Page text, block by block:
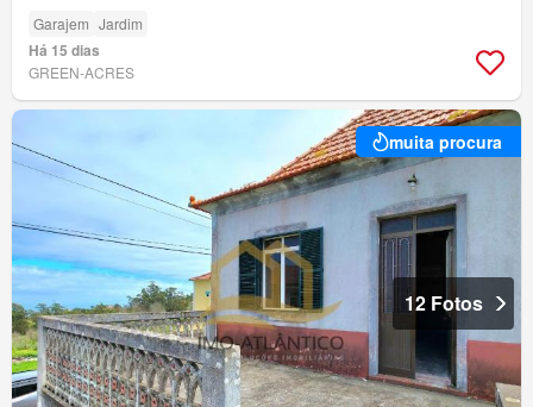
Garajem Jardim
Há 15 dias
GREEN-ACRES
muita procura
12 Fotos